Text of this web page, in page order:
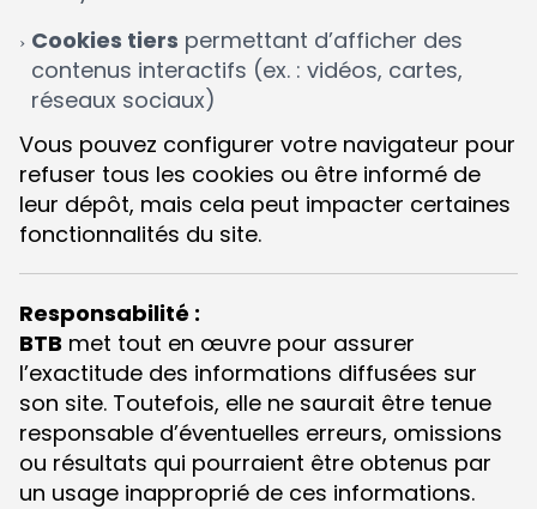
Cookies tiers permettant d’afficher des
contenus interactifs (ex. : vidéos, cartes,
réseaux sociaux)
Vous pouvez configurer votre navigateur pour
refuser tous les cookies ou être informé de
leur dépôt, mais cela peut impacter certaines
fonctionnalités du site.
Responsabilité :
BTB met tout en œuvre pour assurer
l’exactitude des informations diffusées sur
son site. Toutefois, elle ne saurait être tenue
responsable d’éventuelles erreurs, omissions
ou résultats qui pourraient être obtenus par
un usage inapproprié de ces informations.